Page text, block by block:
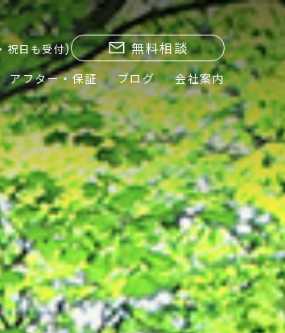
祝日も受付) 無料相談
アフター・保証 ブログ 会社案内